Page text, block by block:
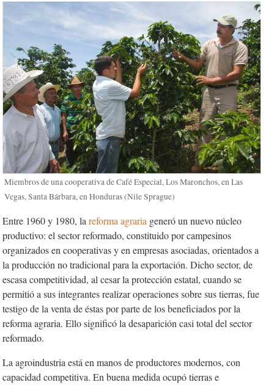
Miembros de una cooperativa de Café Especial, Los Maronchos, en Las
Vegas, Santa Bárbara, en Honduras (Nile Sprague)
Entre 1960 y 1980, la reforma agraria generó un nuevo núcleo
productivo: el sector reformado, constituido por campesinos
organizados en cooperativas y en empresas asociadas, orientados a
la producción no tradicional para la exportación. Dicho sector, de
escasa competitividad, al cesar la protección estatal, cuando se
permitió a sus integrantes realizar operaciones sobre sus tierras, fue
testigo de la venta de éstas por parte de los beneficiados por la
reforma agraria. Ello significó la desaparición casi total del sector
reformado.
La agroindustria está en manos de productores modernos, con
capacidad competitiva. En buena medida ocupó tierras e